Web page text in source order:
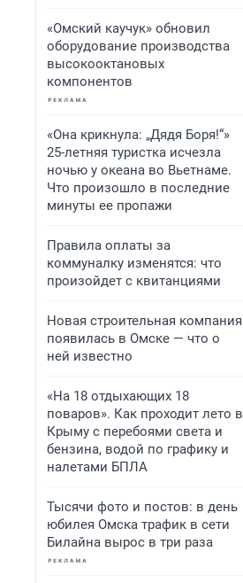
«Омский каучук» обновил
оборудование производства
высокооктановых
компонентов
«Она крикнула: „Дядя Боря!“»
25-летняя туристка исчезла
ночью у океана во Вьетнаме.
Что произошло в последние
минуты ее пропажи
Правила оплаты за
коммуналку изменятся: что
произойдет с квитанциями
Новая строительная компания
появилась в Омске — что о
ней известно
«На 18 отдыхающих 18
поваров». Как проходит лето в
Крыму с перебоями света и
бензина, водой по графику и
налетами БПЛА
Тысячи фото и постов: в день
юбилея Омска трафик в сети
Билайна вырос в три раза